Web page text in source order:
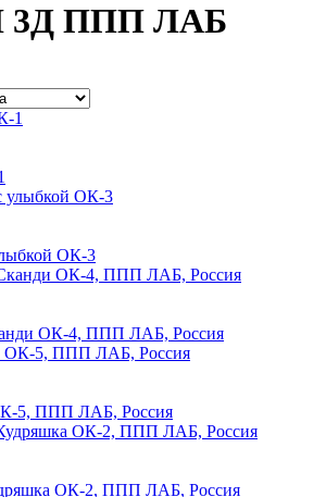
ППП ЛАБ
ОК-3
ОК-4, ППП ЛАБ, Россия
5, ППП ЛАБ, Россия
ОК-2, ППП ЛАБ, Россия